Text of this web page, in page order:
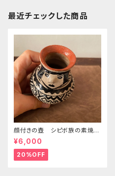
最近チェックした商品
顔付きの壺 シピボ族の素焼き
の器 先住民族の工藝 フリー
ハンドの模様 工藝のある暮ら
し
¥6,000
20%OFF